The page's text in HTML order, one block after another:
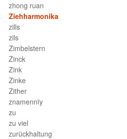
zhong ruan
Ziehharmonika
zills
zils
Zimbelstern
Zinck
Zink
Zinke
Zither
znamennïy
zu
zu viel
zurückhaltung